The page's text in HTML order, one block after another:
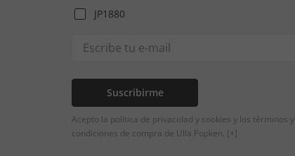
JP1880
Suscribirme
Acepto la política de privacidad y cookies y los términos y
condiciones de compra de Ulla Popken. [+]